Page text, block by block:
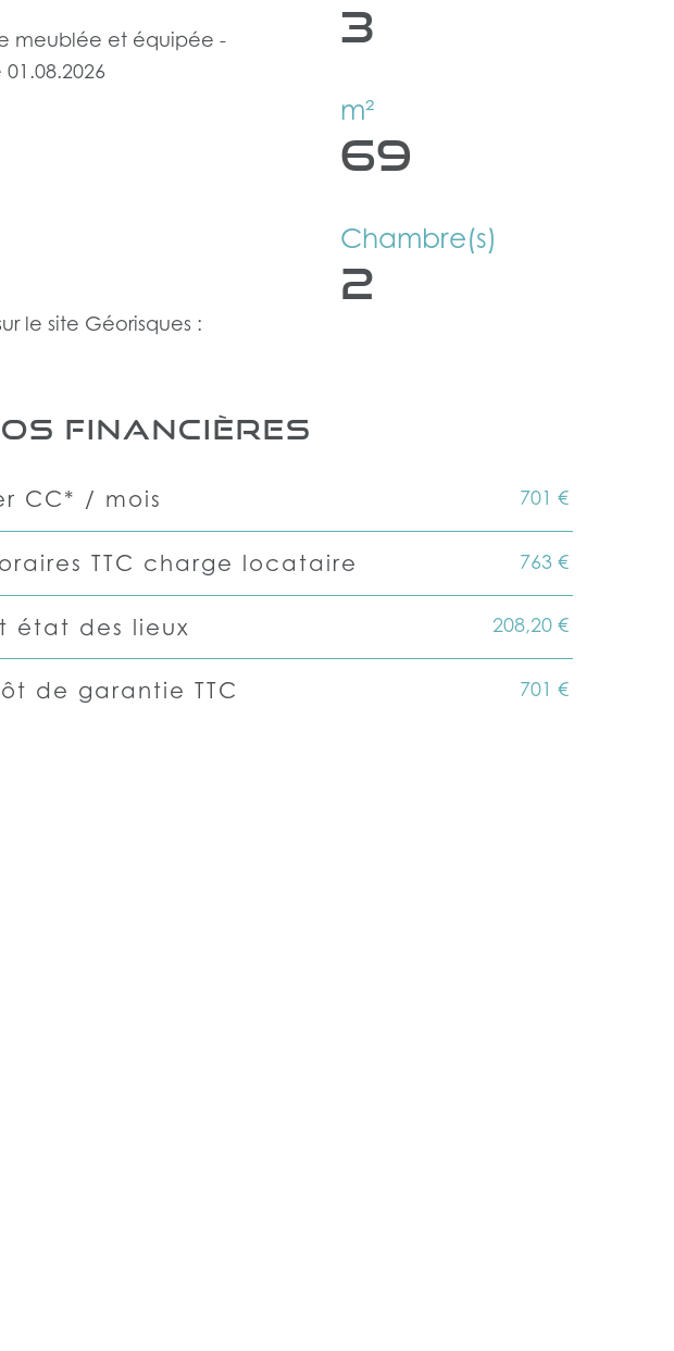
meublée et équipée -
le site Géorisques :
3
m²
69
Chambre(s)
2
FINANCIÈRES
Valeurs
CC* / mois 701 €
TTC charge locataire 763 €
état des lieux 208,20 €
de garantie TTC 701 €